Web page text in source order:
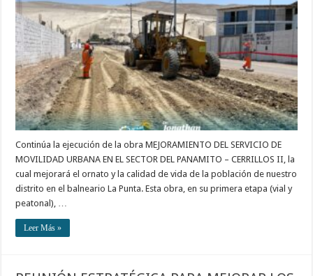
Continúa la ejecución de la obra MEJORAMIENTO DEL SERVICIO DE
MOVILIDAD URBANA EN EL SECTOR DEL PANAMITO – CERRILLOS II, la
cual mejorará el ornato y la calidad de vida de la población de nuestro
distrito en el balneario La Punta. Esta obra, en su primera etapa (vial y
peatonal), …
Leer Más »